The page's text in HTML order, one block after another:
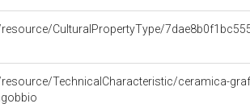
CulturalPropertyType/
TechnicalCharacteristic/ceramica-